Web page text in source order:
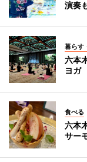
演奏
暮らす
六本
ヨガ
食べる
六本
サー